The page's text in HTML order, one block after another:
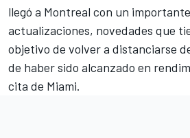
llegó a Montreal con un
actualizaciones, novedades que
objetivo de volver a distanciarse
de haber sido alcanzado en
cita de Miami.